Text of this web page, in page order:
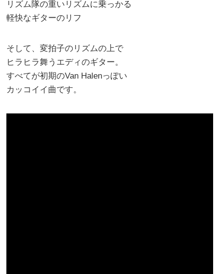
リズム隊の重いリズムに乗っかる
軽快なギターのリフ
そして、変拍子のリズムの上で
ヒラヒラ舞うエディのギター。
すべてが初期のVan Halenっぽい
カッコイイ曲です。